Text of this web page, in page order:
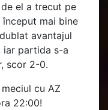
el a trecut pe
început mai bine
avantajul
iar partida s-a
scor 2-0.
cu AZ
22:00!